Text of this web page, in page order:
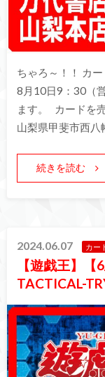
ちゃろ～！！ カ
8月10日9：30（
ます。 カードを
山梨県甲斐市西
続きを読む
2024.06.07 カー
【遊戯王】
TACTICAL-